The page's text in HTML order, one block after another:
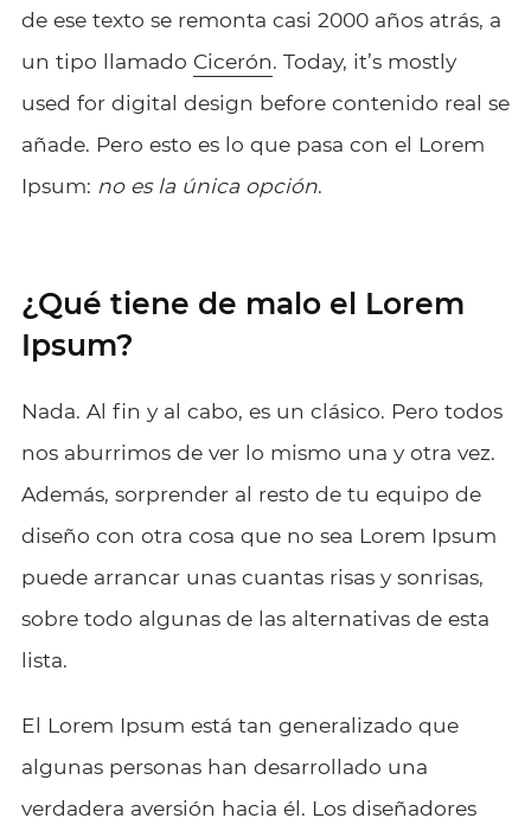
de ese texto se remonta casi 2000 años atrás, a
un tipo llamado Cicerón. Today, it’s mostly
used for digital design before contenido real se
añade. Pero esto es lo que pasa con el Lorem
Ipsum: no es la única opción.
¿Qué tiene de malo el Lorem
Ipsum?
Nada. Al fin y al cabo, es un clásico. Pero todos
nos aburrimos de ver lo mismo una y otra vez.
Además, sorprender al resto de tu equipo de
diseño con otra cosa que no sea Lorem Ipsum
puede arrancar unas cuantas risas y sonrisas,
sobre todo algunas de las alternativas de esta
lista.
El Lorem Ipsum está tan generalizado que
algunas personas han desarrollado una
verdadera aversión hacia él. Los diseñadores